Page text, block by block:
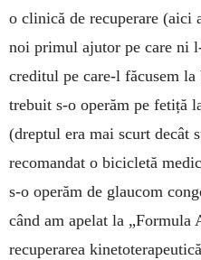
o clinică de recuperare (aici
noi primul ajutor pe care ni
creditul pe care-l făcusem
trebuit s-o operăm pe fetiță
(dreptul era mai scurt decât
recomandat o bicicletă
s-o operăm de glaucom
când am apelat la „Formula
recuperarea